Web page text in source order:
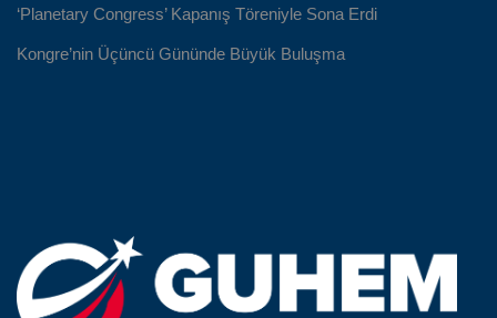
‘Planetary Congress’ Kapanış Töreniyle Sona Erdi
Kongre’nin Üçüncü Gününde Büyük Buluşma